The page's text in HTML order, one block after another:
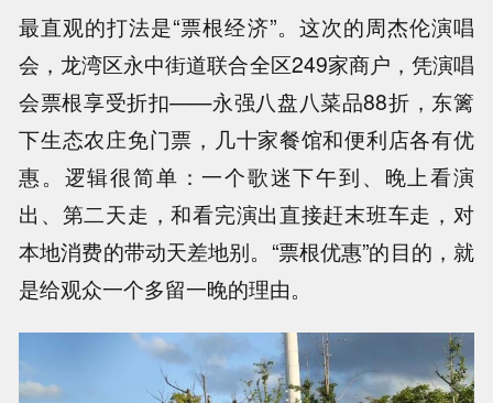
最直观的打法是“票根经济”。这次的周杰伦演唱
会，龙湾区永中街道联合全区249家商户，凭演唱
会票根享受折扣——永强八盘八菜品88折，东篱
下生态农庄免门票，几十家餐馆和便利店各有优
惠。逻辑很简单：一个歌迷下午到、晚上看演
出、第二天走，和看完演出直接赶末班车走，对
本地消费的带动天差地别。“票根优惠”的目的，就
是给观众一个多留一晚的理由。